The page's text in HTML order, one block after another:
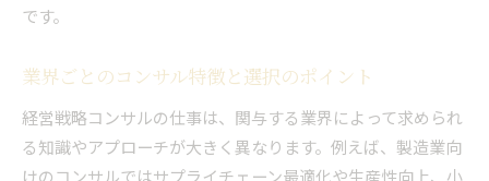
です。
業界ごとのコンサル特徴と選択のポイント
経営戦略コンサルの仕事は、関与する業界によって求められ
る知識やアプローチが大きく異なります。例えば、製造業向